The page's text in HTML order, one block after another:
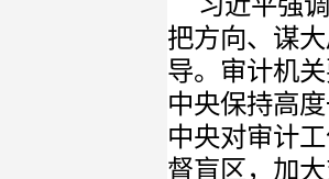
把方向、谋
导。审计机
中央保持高
中央对审计
督盲区，加